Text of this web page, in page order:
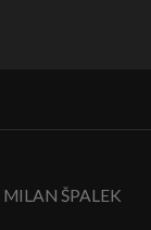
ŠPALEK